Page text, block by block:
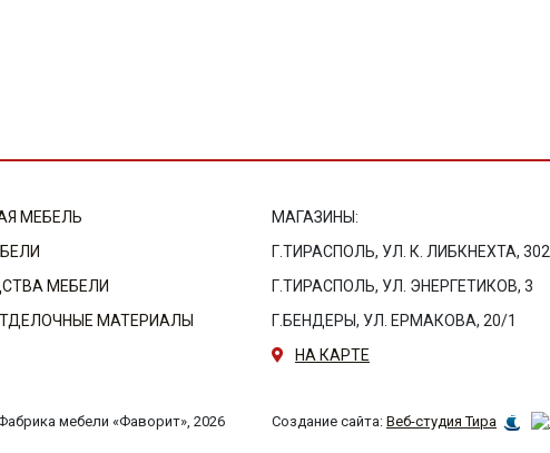
МЕБЕЛЬ
МЕБЕЛИ
МАТЕРИАЛЫ
МАГАЗИНЫ:
Г.ТИРАСПОЛЬ, УЛ. К. ЛИБКНЕХТА, 302
Г.ТИРАСПОЛЬ, УЛ. ЭНЕРГЕТИКОВ, 3
Г.БЕНДЕРЫ, УЛ. ЕРМАКОВА, 20/1
НА КАРТЕ
мебели «Фаворит», 2026 Создание сайта: Веб-студия Тира